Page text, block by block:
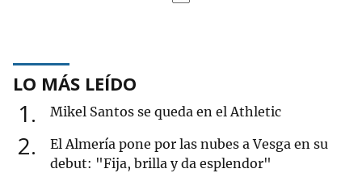
LO MÁS LEÍDO
1 Mikel Santos se queda en el Athletic
2
El Almería pone por las nubes a Vesga en su
debut: "Fija, brilla y da esplendor"